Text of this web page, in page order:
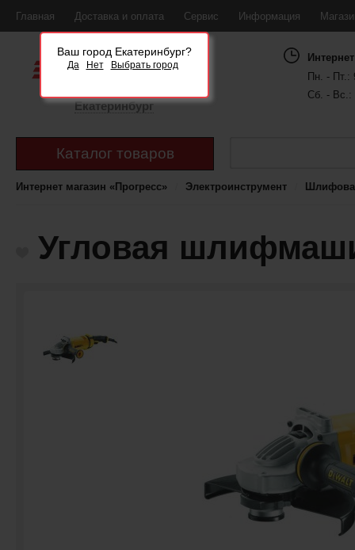
Главная Доставка и оплата Сервис Информация
Ваш город Екатеринбург?
Да Нет Выбрать город
Екатеринбург
Пн. - Пт.:
Сб. - Вс.:
Каталог товаров
Интернет магазин «Прогресс» Электроинструмент
Угловая